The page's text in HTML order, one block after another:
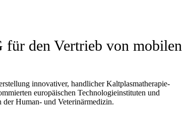
den Vertrieb von mobilen
innovativer, handlicher Kaltplasmatherapie-
europäischen Technologieinstituten und
Human- und Veterinärmedizin.